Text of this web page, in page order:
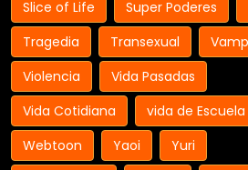
Slice of Life
Super Poderes
Tragedia
Transexual
Violencia
Vida Pasadas
Vida Cotidiana
vida de Escuela
Webtoon
Yaoi
Yuri